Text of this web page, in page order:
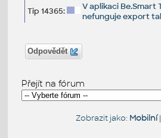
Tip 14365:
V aplikaci Be.Smart
nefunguje export
Odpovědět
Přejít na fórum
Zobrazit jako: Mobilní|